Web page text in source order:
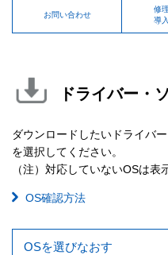
お問い合わせ
修
導
ドライバー・
ダウンロードしたいドライバ
を選択してください。
（注）対応していないOSは表
OS確認方法
OSを選びなおす